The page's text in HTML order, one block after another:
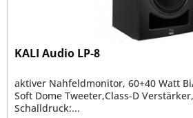
KALI Audio LP-8
aktiver Nahfeldmonitor, 60+40 Watt
Soft Dome Tweeter,Class-D
Schalldruck:...